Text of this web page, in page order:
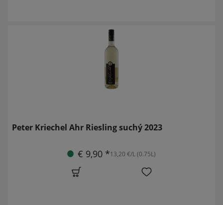
Peter Kriechel Ahr Riesling suchý 2023
€ 9,90 *13,20 €/L (0.75L)